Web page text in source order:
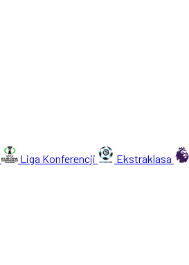
Liga Konferencji Ekstraklasa